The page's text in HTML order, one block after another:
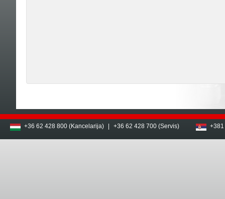
+36 62 428 800 (Kancelarija) +36 62 428 700 (Servis)